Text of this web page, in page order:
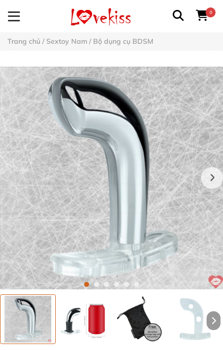
0
Trang chủ / Sextoy Nam / Bộ dụng cụ BDSM